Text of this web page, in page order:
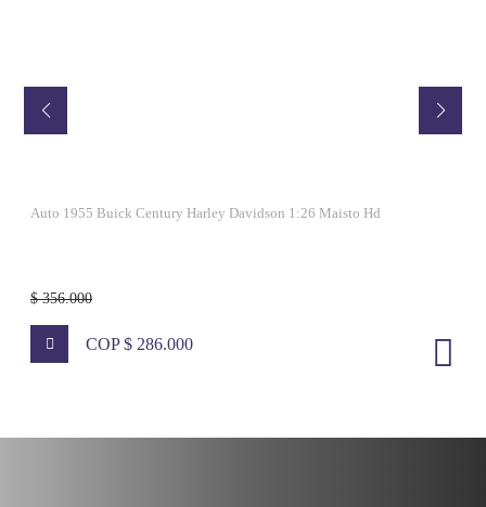
Auto 1955 Buick Century Harley Davidson 1:26 Maisto Hd
$ 356.000
COP $ 286.000